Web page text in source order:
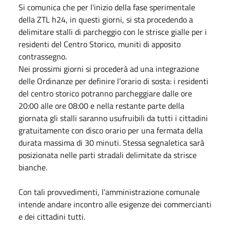
Si comunica che per l'inizio della fase sperimentale
della ZTL h24, in questi giorni, si sta procedendo a
delimitare stalli di parcheggio con le strisce gialle per i
residenti del Centro Storico, muniti di apposito
contrassegno.
Nei prossimi giorni si procederà ad una integrazione
delle Ordinanze per definire l’orario di sosta: i residenti
del centro storico potranno parcheggiare dalle ore
20:00 alle ore 08:00 e nella restante parte della
giornata gli stalli saranno usufruibili da tutti i cittadini
gratuitamente con disco orario per una fermata della
durata massima di 30 minuti. Stessa segnaletica sarà
posizionata nelle parti stradali delimitate da strisce
bianche.
Con tali provvedimenti, l’amministrazione comunale
intende andare incontro alle esigenze dei commercianti
e dei cittadini tutti.